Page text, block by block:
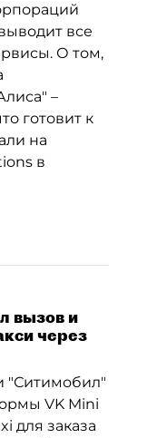
все
О том,
–
готовит к
на
в
вызов и
через
"Ситимобил"
VK Mini
для заказа